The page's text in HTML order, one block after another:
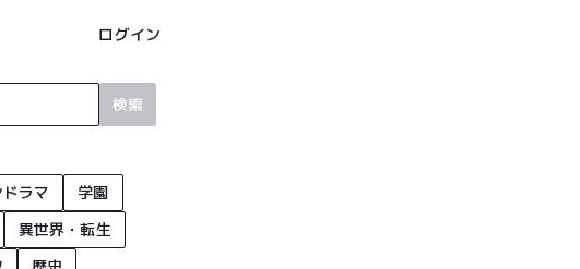
ログイン
検索
ラマ
学園
異世界・転生